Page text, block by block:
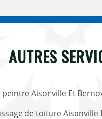
AUTRES
Aisonville Et
de toiture Aisonville